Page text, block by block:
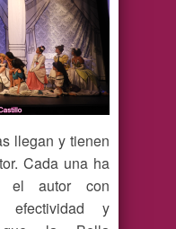
llegan y tienen
Cada una ha
el autor con
efectividad y